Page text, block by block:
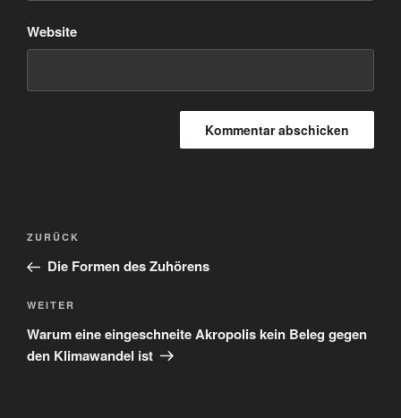
Website
Beitragsnavigation
Vorheriger
Beitrag
ZURÜCK
Die Formen des Zuhörens
Nächster
Beitrag
WEITER
Warum eine eingeschneite Akropolis kein Beleg gegen
den Klimawandel ist